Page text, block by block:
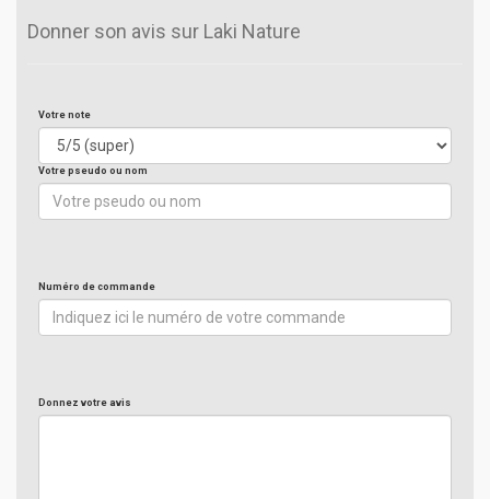
Donner son avis sur Laki Nature
Votre note
Votre pseudo ou nom
Numéro de commande
Donnez votre avis